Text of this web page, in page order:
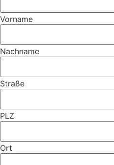
Vorname
Nachname
Straße
PLZ
Ort